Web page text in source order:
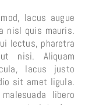
lacus augue
nisl quis mauris.
lectus, pharetra
nisi. Aliquam
lacus justo
sit amet ligula.
libero